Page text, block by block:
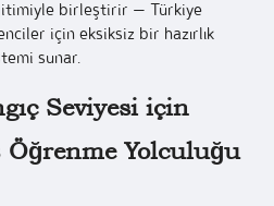
birleştirir — Türkiye
için eksiksiz bir hazırlık
sunar.
Seviyesi için
Öğrenme Yolculuğu